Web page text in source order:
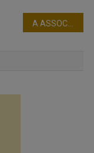
A ASSOCIAÇÃO DOS OFICIAIS DA POLÍCIA MILITAR DO DISTRITO FEDERAL – ASOF/PMDF – DIVULGA NOTA PÚBLICA SOBRE TCO